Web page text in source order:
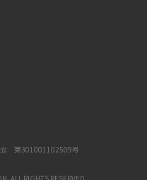
第301001102509号